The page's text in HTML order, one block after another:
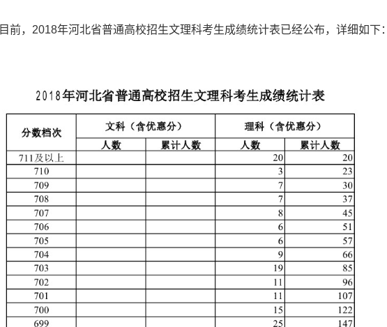
目前，2018年河北省普通高校招生文理科考生成绩统计表已经公布，详细如下：